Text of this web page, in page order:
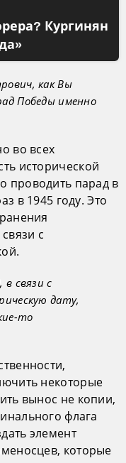
Кургинян
как Вы
Победы именно
во всех
исторической
проводить парад в
в 1945 году. Это
с
в связи с
дату,
то
некоторые
вынос не копии,
флага
элемент
которые